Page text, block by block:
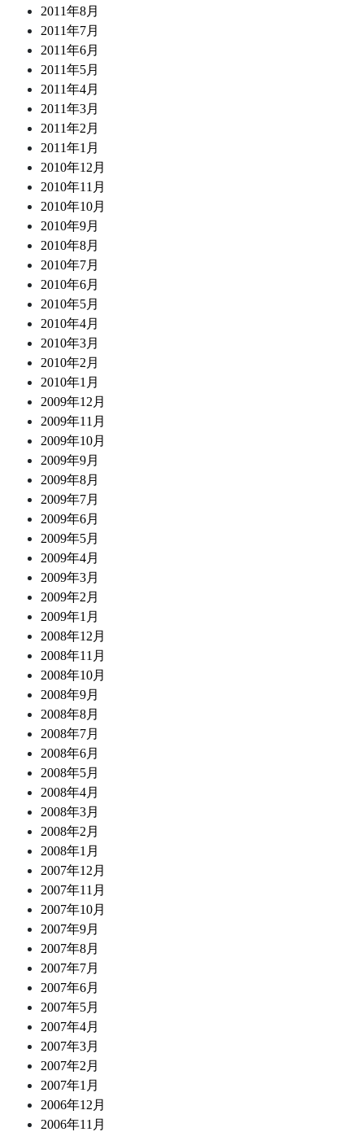
2011年8月
2011年7月
2011年6月
2011年5月
2011年4月
2011年3月
2011年2月
2011年1月
2010年12月
2010年11月
2010年10月
2010年9月
2010年8月
2010年7月
2010年6月
2010年5月
2010年4月
2010年3月
2010年2月
2010年1月
2009年12月
2009年11月
2009年10月
2009年9月
2009年8月
2009年7月
2009年6月
2009年5月
2009年4月
2009年3月
2009年2月
2009年1月
2008年12月
2008年11月
2008年10月
2008年9月
2008年8月
2008年7月
2008年6月
2008年5月
2008年4月
2008年3月
2008年2月
2008年1月
2007年12月
2007年11月
2007年10月
2007年9月
2007年8月
2007年7月
2007年6月
2007年5月
2007年4月
2007年3月
2007年2月
2007年1月
2006年12月
2006年11月